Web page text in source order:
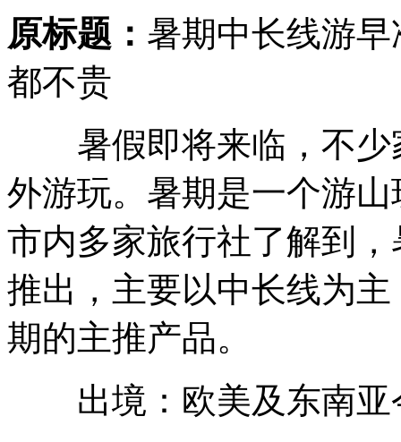
原标题： 暑期中长线游
都不贵
暑假即将来临，不少
外游玩。暑期是一个游
市内多家旅行社了解到
推出，主要以中长线为
期的主推产品。
出境：欧美及东南亚